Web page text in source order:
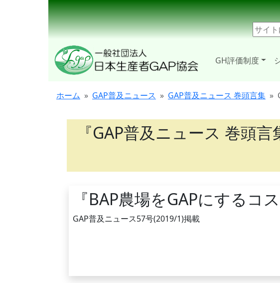
GH評価制度
ホーム GAP普及ニュース GAP普及ニュース 巻頭言集
『GAP普及ニュース 巻頭言
『BAP農場をGAPにするコ
GAP普及ニュース57号(2019/1)掲載